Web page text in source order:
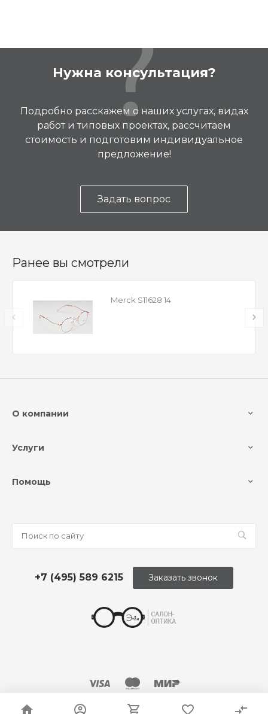
Нужна консультация?
Подробно расскажем о наших услугах, видах
работ и типовых проектах, рассчитаем
стоимость и подготовим индивидуальное
предложение!
Задать вопрос
Ранее вы смотрели
Merck S11628 14
О компании
Услуги
Помощь
+7 (495) 589 6215 Заказать звонок